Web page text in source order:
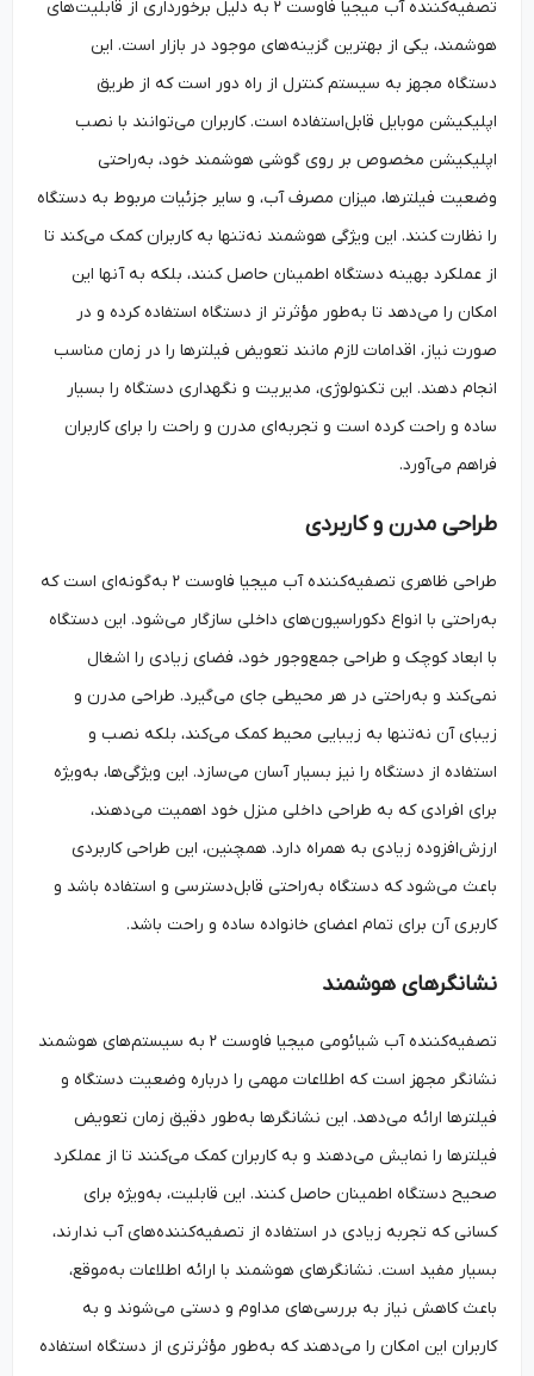
تصفیه‌کننده آب میجیا فاوست ۲ به دلیل برخورداری از قابلیت‌های
هوشمند، یکی از بهترین گزینه‌های موجود در بازار است. این
دستگاه مجهز به سیستم کنترل از راه دور است که از طریق
اپلیکیشن موبایل قابل‌استفاده است. کاربران می‌توانند با نصب
اپلیکیشن مخصوص بر روی گوشی هوشمند خود، به‌راحتی
وضعیت فیلترها، میزان مصرف آب، و سایر جزئیات مربوط به دستگاه
را نظارت کنند. این ویژگی هوشمند نه‌تنها به کاربران کمک می‌کند تا
از عملکرد بهینه دستگاه اطمینان حاصل کنند، بلکه به آنها این
امکان را می‌دهد تا به‌طور مؤثرتر از دستگاه استفاده کرده و در
صورت نیاز، اقدامات لازم مانند تعویض فیلترها را در زمان مناسب
انجام دهند. این تکنولوژی، مدیریت و نگهداری دستگاه را بسیار
ساده و راحت کرده است و تجربه‌ای مدرن و راحت را برای کاربران
فراهم می‌آورد.
طراحی مدرن و کاربردی
طراحی ظاهری تصفیه‌کننده آب میجیا فاوست ۲ به‌گونه‌ای است که
به‌راحتی با انواع دکوراسیون‌های داخلی سازگار می‌شود. این دستگاه
با ابعاد کوچک و طراحی جمع‌وجور خود، فضای زیادی را اشغال
نمی‌کند و به‌راحتی در هر محیطی جای می‌گیرد. طراحی مدرن و
زیبای آن نه‌تنها به زیبایی محیط کمک می‌کند، بلکه نصب و
استفاده از دستگاه را نیز بسیار آسان می‌سازد. این ویژگی‌ها، به‌ویژه
برای افرادی که به طراحی داخلی منزل خود اهمیت می‌دهند،
ارزش‌افزوده زیادی به همراه دارد. همچنین، این طراحی کاربردی
باعث می‌شود که دستگاه به‌راحتی قابل‌دسترسی و استفاده باشد و
کاربری آن برای تمام اعضای خانواده ساده و راحت باشد.
نشانگرهای هوشمند
تصفیه‌کننده آب شیائومی میجیا فاوست ۲ به سیستم‌های هوشمند
نشانگر مجهز است که اطلاعات مهمی را درباره وضعیت دستگاه و
فیلترها ارائه می‌دهد. این نشانگرها به‌طور دقیق زمان تعویض
فیلترها را نمایش می‌دهند و به کاربران کمک می‌کنند تا از عملکرد
صحیح دستگاه اطمینان حاصل کنند. این قابلیت، به‌ویژه برای
کسانی که تجربه زیادی در استفاده از تصفیه‌کننده‌های آب ندارند،
بسیار مفید است. نشانگرهای هوشمند با ارائه اطلاعات به‌موقع،
باعث کاهش نیاز به بررسی‌های مداوم و دستی می‌شوند و به
کاربران این امکان را می‌دهند که به‌طور مؤثرتری از دستگاه استفاده